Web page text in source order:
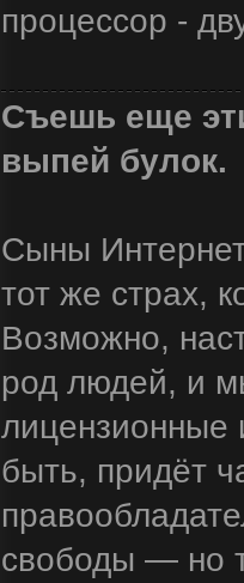
процессор -
Съешь еще
выпей булок.
Сыны
тот же страх,
Возможно,
род людей, и
лицензионные
быть, придёт
свободы — но